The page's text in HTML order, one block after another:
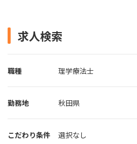
求人検索
職種 理学療法士
勤務地 秋田県
こだわり条件 選択なし